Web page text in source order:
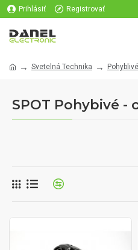
Prihlásiť Registrovať
Svetelná Technika
SPOT Pohybivé -